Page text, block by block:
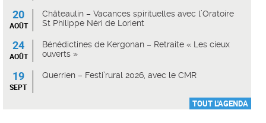
20
AOÛT
Châteaulin – Vacances spirituelles avec l’Oratoire
St Philippe Néri de Lorient
24
AOÛT
Bénédictines de Kergonan – Retraite « Les cieux
ouverts »
19
SEPT
Querrien – Festi’rural 2026, avec le CMR
TOUT L'AGENDA